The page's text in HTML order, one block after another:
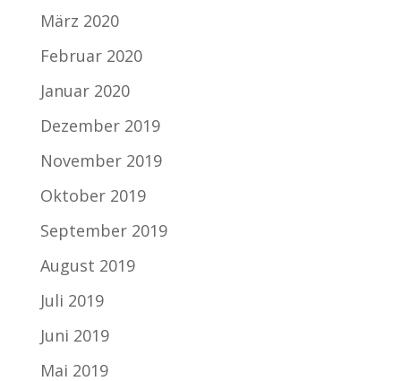
März 2020
Februar 2020
Januar 2020
Dezember 2019
November 2019
Oktober 2019
September 2019
August 2019
Juli 2019
Juni 2019
Mai 2019